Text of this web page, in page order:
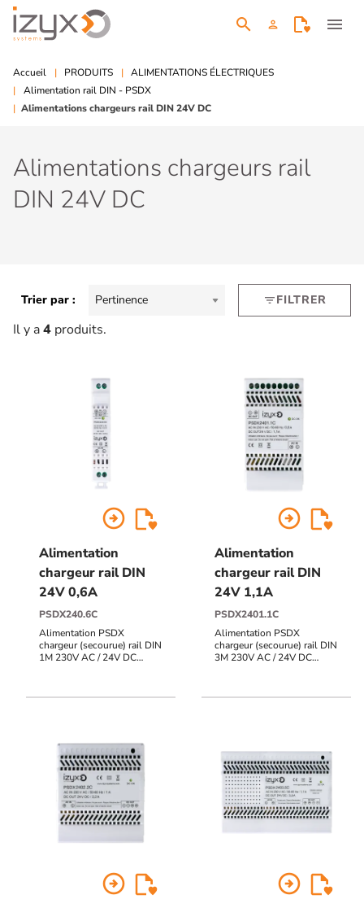
search person menu
Accueil PRODUITS
ALIMENTATIONS ÉLECTRIQUES
Alimentation rail DIN - PSDX
Alimentations chargeurs rail DIN 24V DC
Alimentations chargeurs rail
DIN 24V DC
Il y a4 produits.
Trier par : Pertinence filter_listFILTRER
arrow_circle_right
Alimentation
chargeur rail DIN
24V 0,6A
PSDX240.6C
Alimentation PSDX
chargeur (secourue) rail DIN
1M 230V AC / 24V DC
circuit / surcharge /
arrow_circle_right
Alimentation
chargeur rail DIN
24V 1,1A
PSDX2401.1C
Alimentation PSDX
chargeur (secourue) rail DIN
3M 230V AC / 24V DC
circuit / surcharge /
arrow_circle_right arrow_circle_right